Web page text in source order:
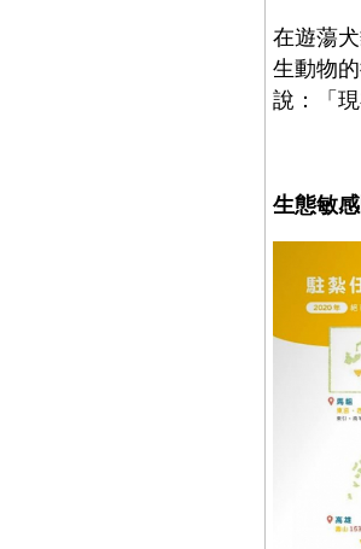
在遊蕩
生動物
說：「
生態敏